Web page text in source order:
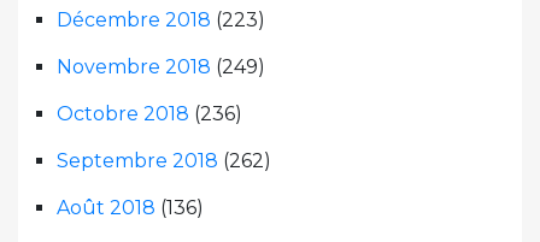
Décembre 2018 (223)
Novembre 2018 (249)
Octobre 2018 (236)
Septembre 2018 (262)
Août 2018 (136)